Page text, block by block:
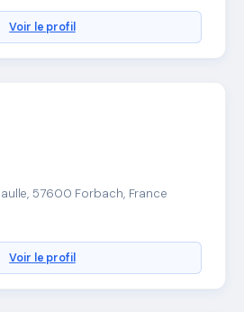
Voir le profil
57600 Forbach, France
Voir le profil